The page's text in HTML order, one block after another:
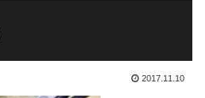
2017.11.10